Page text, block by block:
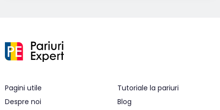
Pagini utile
Despre noi
Tutoriale la pariuri
Blog